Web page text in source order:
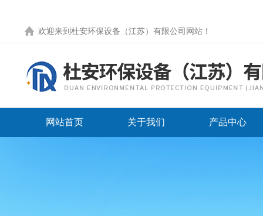
欢迎来到 杜安环保设备（江苏）有限公司网站 ！
网站首页 关于我们 产品中心